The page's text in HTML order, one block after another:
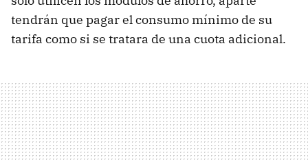
tendrán que pagar el consumo mínimo de su
tarifa como si se tratara de una cuota adicional.